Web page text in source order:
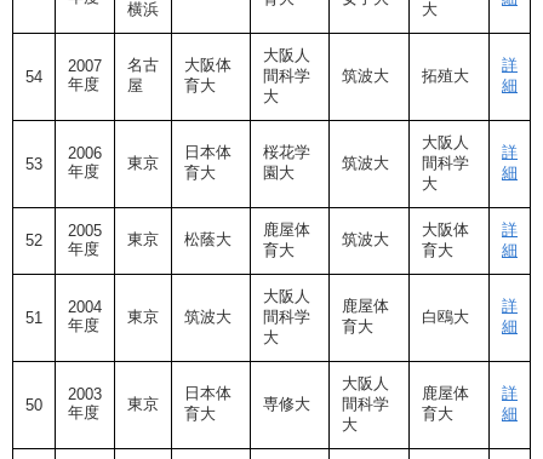
横浜
大
54
2007
年度
名古
屋
大阪体
育大
大阪人
間科学
大
筑波大 拓殖大
詳
細
53
2006
年度
東京
日本体
育大
桜花学
園大
筑波大
大阪人
間科学
大
詳
細
52
2005
年度
東京 松蔭大
鹿屋体
育大
筑波大
大阪体
育大
詳
細
51
2004
年度
東京 筑波大
大阪人
間科学
大
鹿屋体
育大
白鴎大
詳
細
50
2003
年度
東京
日本体
育大
専修大
大阪人
間科学
大
鹿屋体
育大
詳
細